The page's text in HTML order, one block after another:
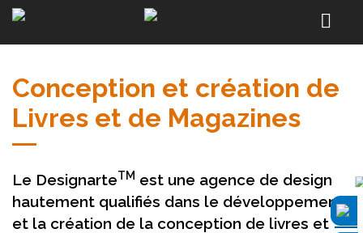
Conception et création de
Livres et de Magazines
Le DesignarteTM est une agence de design
hautement qualifiés dans le développement
et la création de la conception de livres et